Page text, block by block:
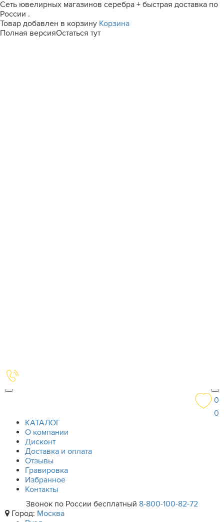
Сеть ювелирных магазинов серебра + быстрая доставка по
России .
Товар добавлен в корзину Корзина
Полная версияОстаться тут
0
0
КАТАЛОГ
О компании
Дисконт
Доставка и оплата
Отзывы
Гравировка
Избранное
Контакты
Звонок по России бесплатный 8-800-100-82-72
Город: Москва